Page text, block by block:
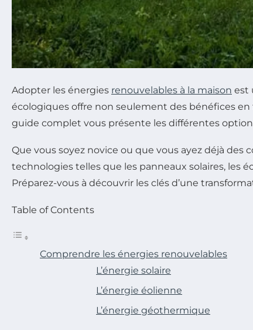
Adopter les énergies renouvelables à la maison est
écologiques offre non seulement des bénéfices en
guide complet vous présente les différentes
Que vous soyez novice ou que vous ayez déjà des
technologies telles que les panneaux solaires, les
Préparez-vous à découvrir les clés d’une
Table of Contents
Comprendre les énergies renouvelables
L’énergie solaire
L’énergie éolienne
L’énergie géothermique